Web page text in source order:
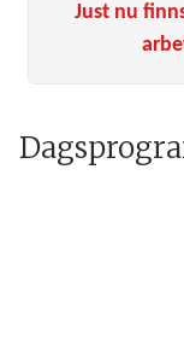
Just nu